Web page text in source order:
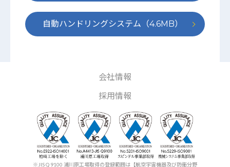
自動ハンドリングシステム（4.6MB）
会社情報
採用情報
※JIS Q 9100 浦川原工場取得の登録範囲は【航空宇宙機器及び防衛分野